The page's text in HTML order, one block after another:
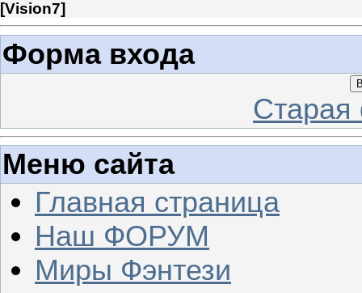
[Vision7]
Форма входа
Меню сайта
Главная страница
Наш ФОРУМ
Миры Фэнтези